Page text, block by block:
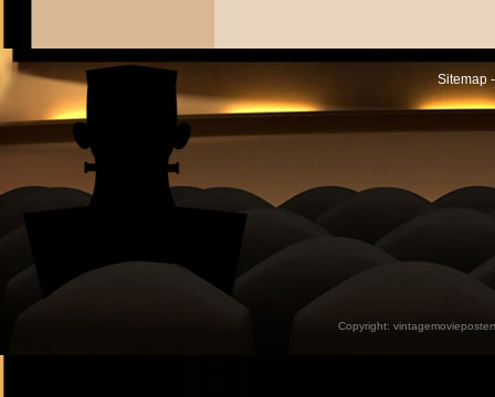
Sitemap
Copyright: